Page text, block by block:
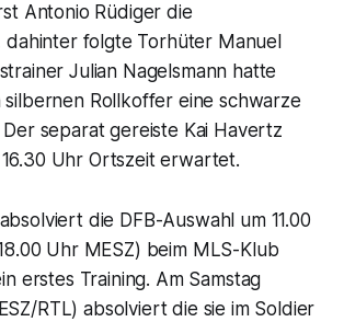
Antonio Rüdiger die
dahinter folgte Torhüter Manuel
Julian Nagelsmann hatte
silbernen Rollkoffer eine schwarze
Der separat gereiste Kai Havertz
Uhr Ortszeit erwartet.
die DFB-Auswahl um 11.00
Uhr MESZ) beim MLS-Klub
erstes Training. Am Samstag
RTL) absolviert die sie im Soldier